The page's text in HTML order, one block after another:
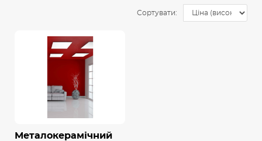
Сортувати:
Металокерамічний